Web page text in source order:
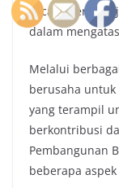
secara
dalam
Melalui
berusaha
yang terampil
berkontribusi
Pembangunan
beberapa